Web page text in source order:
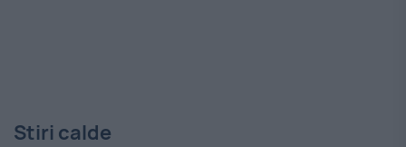
Stiri calde